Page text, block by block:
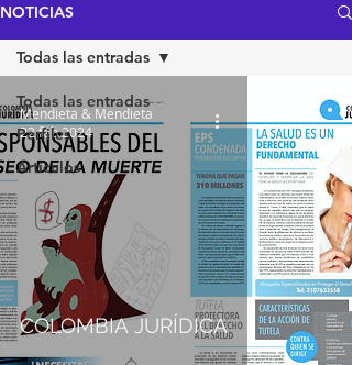
NOTICIAS
Todas las entradas
Perfiles
Artículos
Todas las entradas
COLOMBIA JURÍDICA
Mendieta & Mendieta
22 feb 2024